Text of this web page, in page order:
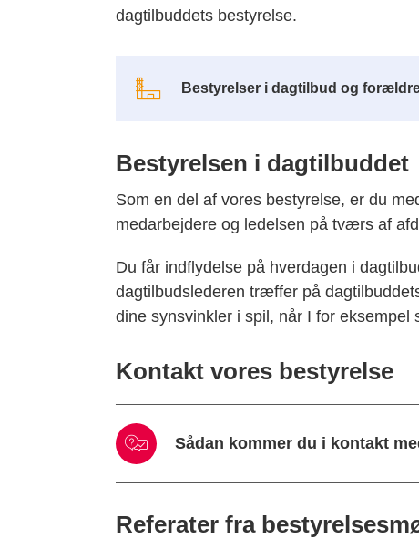
dagtilbuddets bestyrelse.
Bestyrelser i dagtilbud og
Bestyrelsen i dagtilbuddet
Som en del af vores bestyrelse, er du
medarbejdere og ledelsen på tværs af
Du får indflydelse på hverdagen i
dagtilbudslederen træffer på
dine synsvinkler i spil, når I for
Kontakt vores bestyrelse
Sådan kommer du i kontakt
Referater fra